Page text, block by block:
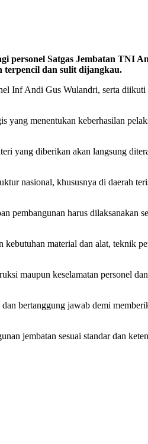
personel Satgas Jembatan TNI
terpencil dan sulit dijangkau.
Inf Andi Gus Wulandri, serta
menentukan keberhasilan
yang diberikan akan langsung
nasional, khususnya di daerah
harus dilaksanakan
material dan alat, teknik
maupun keselamatan personel
bertanggung jawab demi
jembatan sesuai standar dan